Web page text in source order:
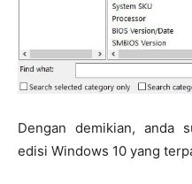
Dengan demikian, anda
edisi Windows 10 yang